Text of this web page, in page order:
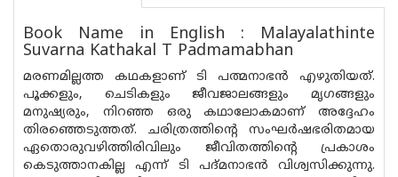
Book Name in English : Malayalathinte
Suvarna Kathakal T Padmamabhan
മരണമില്ലത്ത കഥകളാണ് ടി പത്മനാഭ‌ന്‍ എഴുതിയത്.
പൂക്കളും, ചെടികളും ജീവജാലങ്ങളും മൃഗങ്ങളും
മനുഷ്യരും, നിറഞ്ഞ ഒരു കഥാലോകമാണ് അദ്ദേഹം
തിരഞ്ഞെടുത്തത്. ചരിത്രത്തിന്റെ സംഘര്‍ഷഭരിതമായ
ഏതൊരുവഴിത്തിരിവിലും ജീവിതത്തിന്റെ പ്രകാശം
കെടുത്താനകില്ല എന്ന് ടി പദ്മനാഭ‌ന്‍ വിശ്വസിക്കുന്നു.